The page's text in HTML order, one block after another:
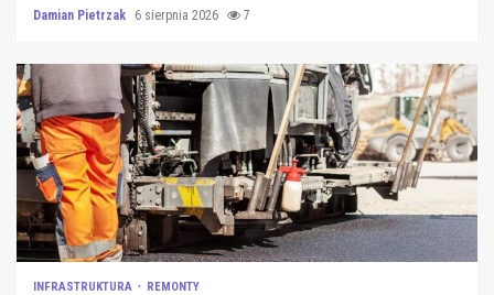
Damian Pietrzak 6 sierpnia 2026 7
INFRASTRUKTURA REMONTY